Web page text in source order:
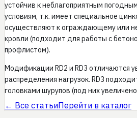
устойчив к неблагоприятным
условиям, т.к. имеет специальное
осуществляют к ограждающему или
кровли (подходит для работы с
профлистом).
Модификации RD2 и RD3 отличаются
распределения нагрузок. RD3
головками шурупов (под них
← Все статьиПерейти в каталог